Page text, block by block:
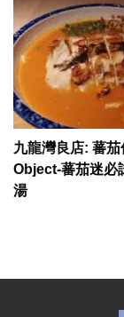
九龍灣良店: 蕃茄
Object-蕃茄迷必
湯